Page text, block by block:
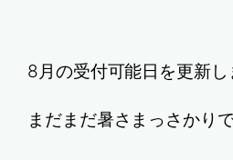
8月の受付可能日を更新
まだまだ暑さまっさかり